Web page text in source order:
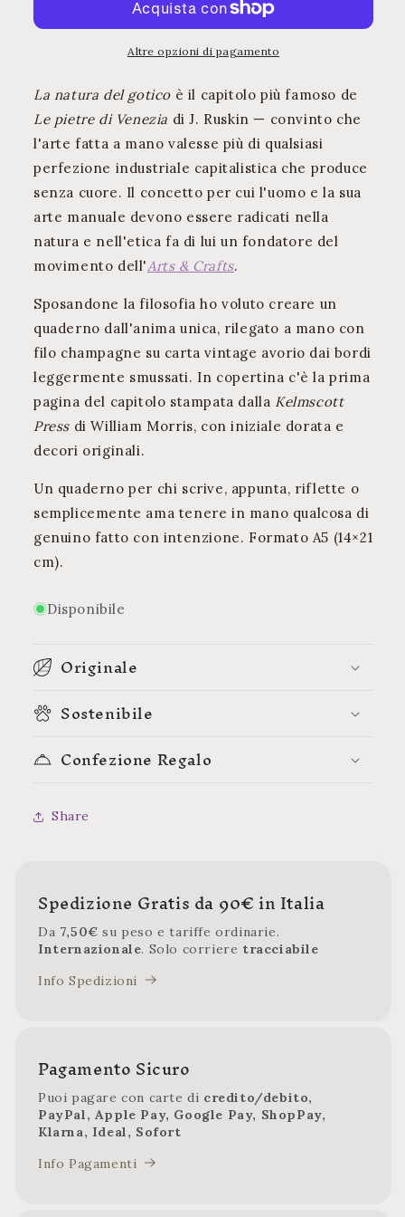
Altre opzioni di pagamento
La natura del gotico è il capitolo più famoso de
Le pietre di Venezia di J. Ruskin — convinto che
l'arte fatta a mano valesse più di qualsiasi
perfezione industriale capitalistica che produce
senza cuore. Il concetto per cui l'uomo e la sua
arte manuale devono essere radicati nella
natura e nell'etica fa di lui un fondatore del
movimento dell'Arts & Crafts.
Sposandone la filosofia ho voluto creare un
quaderno dall'anima unica, rilegato a mano con
filo champagne su carta vintage avorio dai bordi
leggermente smussati. In copertina c'è la prima
pagina del capitolo stampata dalla Kelmscott
Press di William Morris, con iniziale dorata e
decori originali.
Un quaderno per chi scrive, appunta, riflette o
semplicemente ama tenere in mano qualcosa di
genuino fatto con intenzione. Formato A5 (14×21
cm).
Disponibile
Originale
Sostenibile
Confezione Regalo
Share
Spedizione Gratis da 90€ in Italia
Da 7,50€su peso e tariffe ordinarie.
Internazionale. Solo corriere tracciabile
Info Spedizioni
Pagamento Sicuro
Puoi pagare con carte di credito/debito,
PayPal, Apple Pay, Google Pay, ShopPay,
Klarna, Ideal, Sofort
Info Pagamenti